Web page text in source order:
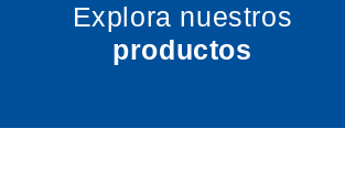
Explora nuestros
productos